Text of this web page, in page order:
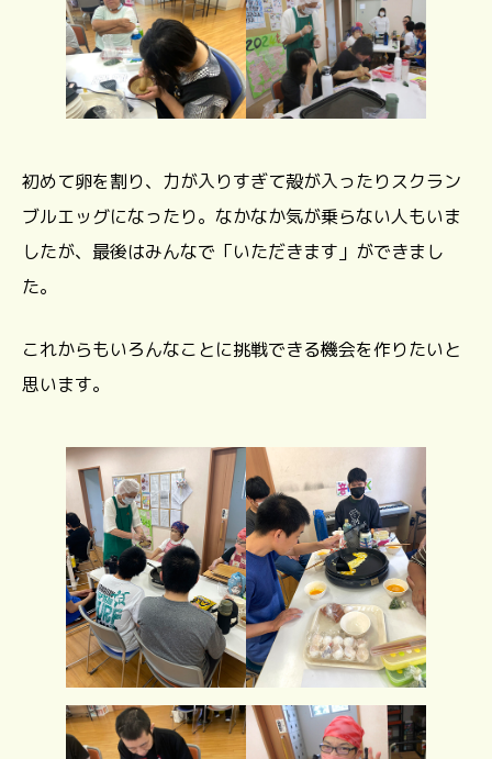
初めて卵を割り、力が入りすぎて殻が入ったりスクラン
ブルエッグになったり。なかなか気が乗らない人もいま
したが、最後はみんなで「いただきます」ができまし
た。
これからもいろんなことに挑戦できる機会を作りたいと
思います。